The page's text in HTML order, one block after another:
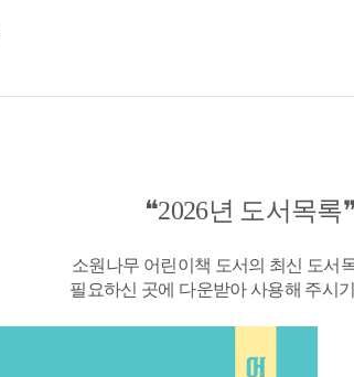
❝2026년 도서목록❞
소원나무 어린이책 도서의 최신 도서
필요하신 곳에 다운받아 사용해 주시